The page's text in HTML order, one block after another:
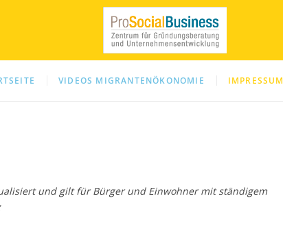
VIDEOS MIGRANTENÖKONOMIE IMPRESSUM
und gilt für Bürger und Einwohner mit ständigem